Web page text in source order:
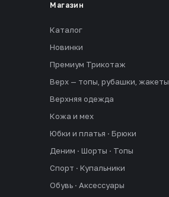
Магазин
Каталог
Новинки
Премиум Трикотаж
Верх — топы, рубашки, жакеты
Верхняя одежда
Кожа и мех
Юбки и платья · Брюки
Деним · Шорты · Топы
Спорт · Купальники
Обувь · Аксессуары